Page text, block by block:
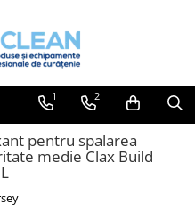
1 2
pentru spalarea
medie Clax Build